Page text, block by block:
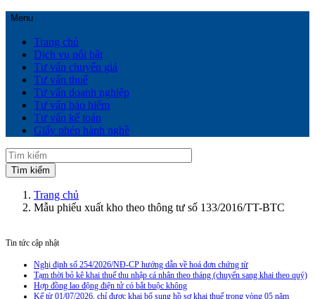
Menu
Trang chủ
Dịch vụ nổi bật
Tư vấn chuyển giá
Tư vấn thuế
Tư vấn doanh nghiệp
Tư vấn bảo hiểm
Tư vấn kế toán
Giấy phép hành nghề
Trang chủ
Mẫu phiếu xuất kho theo thông tư số 133/2016/TT-BTC
Tin tức cập nhật
Nghị định số 254/2026/NĐ-CP hướng dẫn về hoá đơn chứng từ
Tạm thời bỏ kê khai thuế thu nhập cá nhân theo tháng (chuyển sang khai theo quý)
Hợp đồng lao động điện tử có bắt buộc không
Kể từ 01/07/2026, chỉ được khai bổ sung hồ sơ khai thuế trong vòng 05 năm